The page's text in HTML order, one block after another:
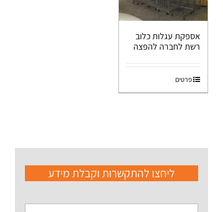
אספקת עגלות כלוב
רשת לחברה להפצה
פרטים
ליחצו להתקשרות וקבלת מידע